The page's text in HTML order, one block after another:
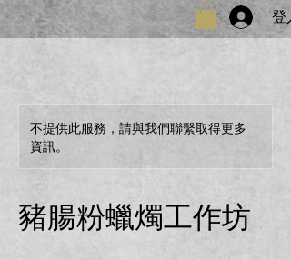
登
不提供此服務，請與我們聯繫取得更多
資訊。
豬腸粉蠟燭工作坊